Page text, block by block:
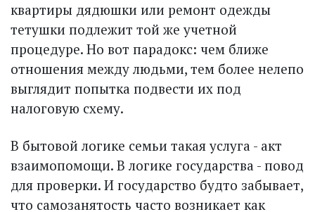
квартиры дядюшки или ремонт одежды
тетушки подлежит той же учетной
процедуре. Но вот парадокс: чем ближе
отношения между людьми, тем более нелепо
выглядит попытка подвести их под
налоговую схему.
В бытовой логике семьи такая услуга - акт
взаимопомощи. В логике государства - повод
для проверки. И государство будто забывает,
что самозанятость часто возникает как